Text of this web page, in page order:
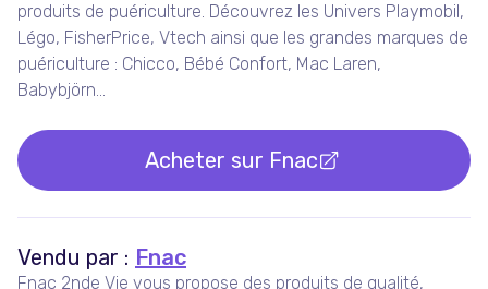
produits de puériculture. Découvrez les Univers Playmobil,
Légo, FisherPrice, Vtech ainsi que les grandes marques de
puériculture : Chicco, Bébé Confort, Mac Laren,
Babybjörn...
Acheter sur Fnac
Vendu par : Fnac
Fnac 2nde Vie vous propose des produits de qualité,